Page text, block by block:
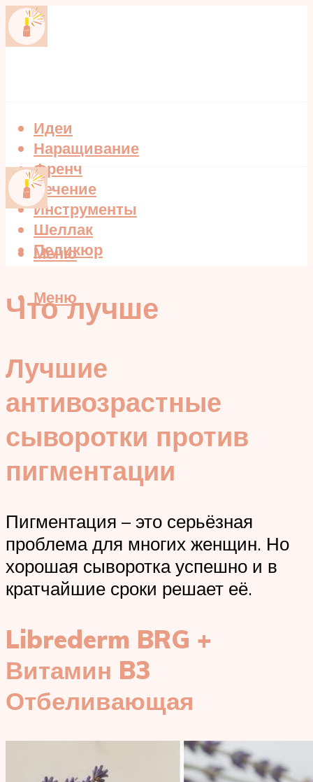
Идеи
Наращивание
Френч
Лечение
Инструменты
Шеллак
Педикюр
Меню
Меню
Что лучше
Лучшие
антивозрастные
сыворотки против
пигментации
Пигментация – это серьёзная
проблема для многих женщин. Но
хорошая сыворотка успешно и в
кратчайшие сроки решает её.
Librederm BRG +
Витамин B3
Отбеливающая